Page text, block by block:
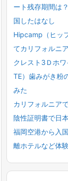
ート残存期間は
国したはなし
Hipcamp（ヒッ
てカリフォルニ
クレスト3Ｄホ
TE）歯みがき粉
みた
カリフォルニア
陰性証明書で日
福岡空港から入
離ホテルなど体